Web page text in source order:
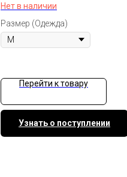
Нет в наличии
Размер (Одежда)
Перейти к товару
Узнать о поступлении